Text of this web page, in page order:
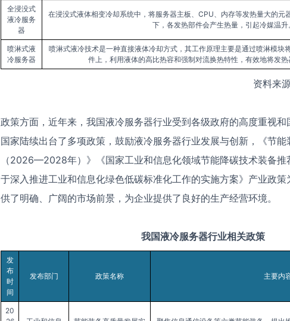
全浸没式
液冷服务
器
在浸没式液体相变冷却系统中，将服务器主板、CPU、内存等发热量大的元
下，各发热部件会产生热量，引起冷媒温升。
喷淋式液
冷服务器
喷淋式液冷技术是一种直接液体冷却方式，其工作原理主要是通过喷淋模块
件上，利用液体的高比热容和强制对流换热特性，有效地将发热
资料来
政策方面，近年来，我国液冷服务器行业受到各级政府的高度重视和
国家陆续出台了多项政策，鼓励液冷服务器行业发展与创新，《节
（2026—2028年）》《国家工业和信息化领域节能降碳技术装备
于深入推进工业和信息化绿色低碳标准化工作的实施方案》产业政
供了明确、广阔的市场前景，为企业提供了良好的生产经营环境。
我国液冷服务器行业相关政策
发
布
时
间
发布部门 政策名称 主要内
20